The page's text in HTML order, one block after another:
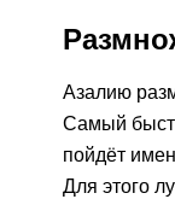
Азалию
Самый
пойдёт
Для этого